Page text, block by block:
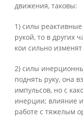
движения, таковы:
1) силы
рукой, то в других
кои сильно
2) силы
поднять руку, она
импульсов, но с
инерции; влияние
работе с тяжелым